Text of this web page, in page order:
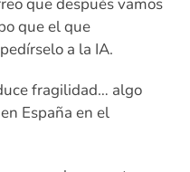
que el que
a la IA.
fragilidad… algo
España en el